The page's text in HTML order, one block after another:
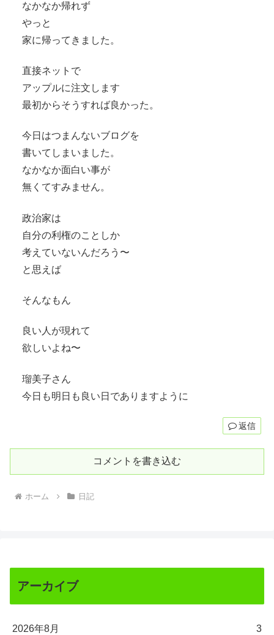
なかなか帰れず
やっと
家に帰ってきました。
直接ネットで
アップルに注文します
最初からそうすれば良かった。
今日はつまんないブログを
書いてしまいました。
なかなか面白い事が
無くてすみません。
政治家は
自分の利権のことしか
考えていないんだろう〜
と思えば
そんなもん
良い人が現れて
欲しいよね〜
瑠美子さん
今日も明日も良い日でありますように
返信
コメントを書き込む
ホーム 日記
アーカイブ
2026年8月 3